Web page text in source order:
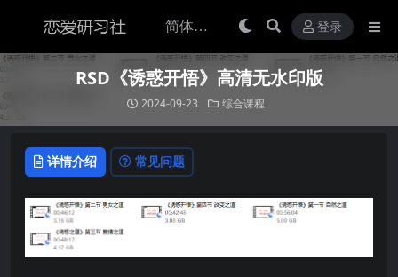
登录
RSD《诱惑开悟》高清无水印版
2024-09-23 综合课程
详情介绍 常见问题